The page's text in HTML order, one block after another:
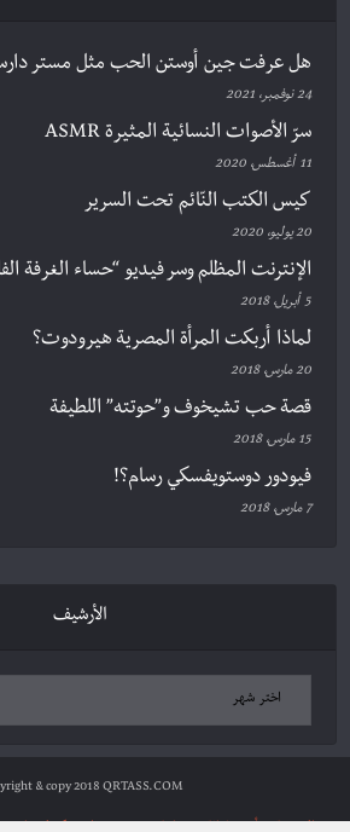
هل عرفت جين أوستن الحب مثل مستر
24 نوفمبر، 2021
سرّ الأصوات النسائية المثيرة ASMR
11 أغسطس، 2020
كيس الكتب النّائم تحت السرير
20 يوليو، 2020
الإنترنت المظلم وسر فيديو “حساء الغرفة
5 أبريل، 2018
لماذا أربكت المرأة المصرية هيرودوت؟
20 مارس، 2018
قصة حب تشيخوف و”حوتته” اللطيفة
15 مارس، 2018
فيودور دوستويفسكي رسام؟!
7 مارس، 2018
الأرشيف
& copy 2018 QRTASS.COM